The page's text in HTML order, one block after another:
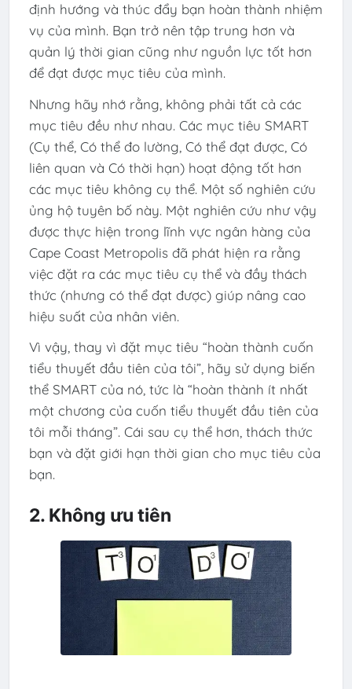
định hướng và thúc đẩy bạn hoàn thành nhiệm
vụ của mình. Bạn trở nên tập trung hơn và
quản lý thời gian cũng như nguồn lực tốt hơn
để đạt được mục tiêu của mình.
Nhưng hãy nhớ rằng, không phải tất cả các
mục tiêu đều như nhau. Các mục tiêu SMART
(Cụ thể, Có thể đo lường, Có thể đạt được, Có
liên quan và Có thời hạn) hoạt động tốt hơn
các mục tiêu không cụ thể. Một số nghiên cứu
ủng hộ tuyên bố này. Một nghiên cứu như vậy
được thực hiện trong lĩnh vực ngân hàng của
Cape Coast Metropolis đã phát hiện ra rằng
việc đặt ra các mục tiêu cụ thể và đầy thách
thức (nhưng có thể đạt được) giúp nâng cao
hiệu suất của nhân viên.
Vì vậy, thay vì đặt mục tiêu “hoàn thành cuốn
tiểu thuyết đầu tiên của tôi”, hãy sử dụng biến
thể SMART của nó, tức là “hoàn thành ít nhất
một chương của cuốn tiểu thuyết đầu tiên của
tôi mỗi tháng”. Cái sau cụ thể hơn, thách thức
bạn và đặt giới hạn thời gian cho mục tiêu của
bạn.
2. Không ưu tiên